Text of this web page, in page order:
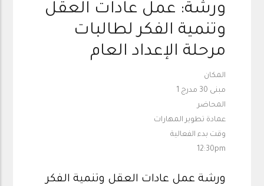
ورشة: عمل عادات العقل
وتنمية الفكر لطالبات
مرحلة الإعداد العام
المكان
مبنى 30 مدرج 1
المحاضر
عمادة تطوير المهارات
وقت بدء الفعالية
12:30pm
ورشة عمل عادات العقل وتنمية الفكر